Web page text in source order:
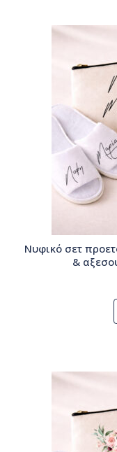
Νυφικό σετ
&